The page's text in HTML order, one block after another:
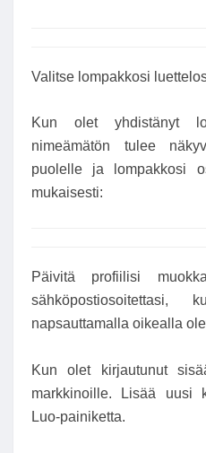
Valitse lompakkosi
Kun olet yhdistänyt
nimeämätön tulee
puolelle ja lompakkosi
mukaisesti:
Päivitä profiilisi
sähköpostiosoitettasi,
napsauttamalla oikealla
Kun olet kirjautunut
markkinoille. Lisää uusi
Luo-painiketta.